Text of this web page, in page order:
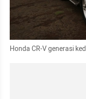
Honda CR-V generasi